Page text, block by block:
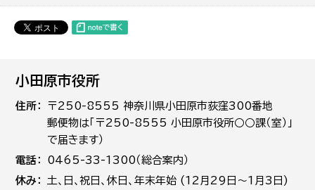
小田原市役所
住所
〒250-8555 神奈川県小田原市荻窪300番地
郵便物は「〒250-8555 小田原市役所○○課（室）」
で届きます）
電話
0465-33-1300（総合案内）
休み
土､日､祝日、休日、年末年始 (12月29日～1月3日)